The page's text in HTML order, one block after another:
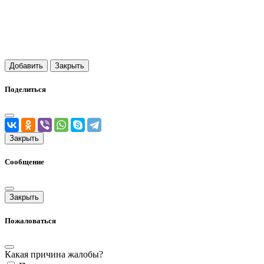
Добавить Закрыть
Поделиться
Закрыть
Сообщение
Закрыть
Пожаловаться
Какая причина жалобы?